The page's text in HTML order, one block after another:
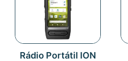
Rádio Portátil ION